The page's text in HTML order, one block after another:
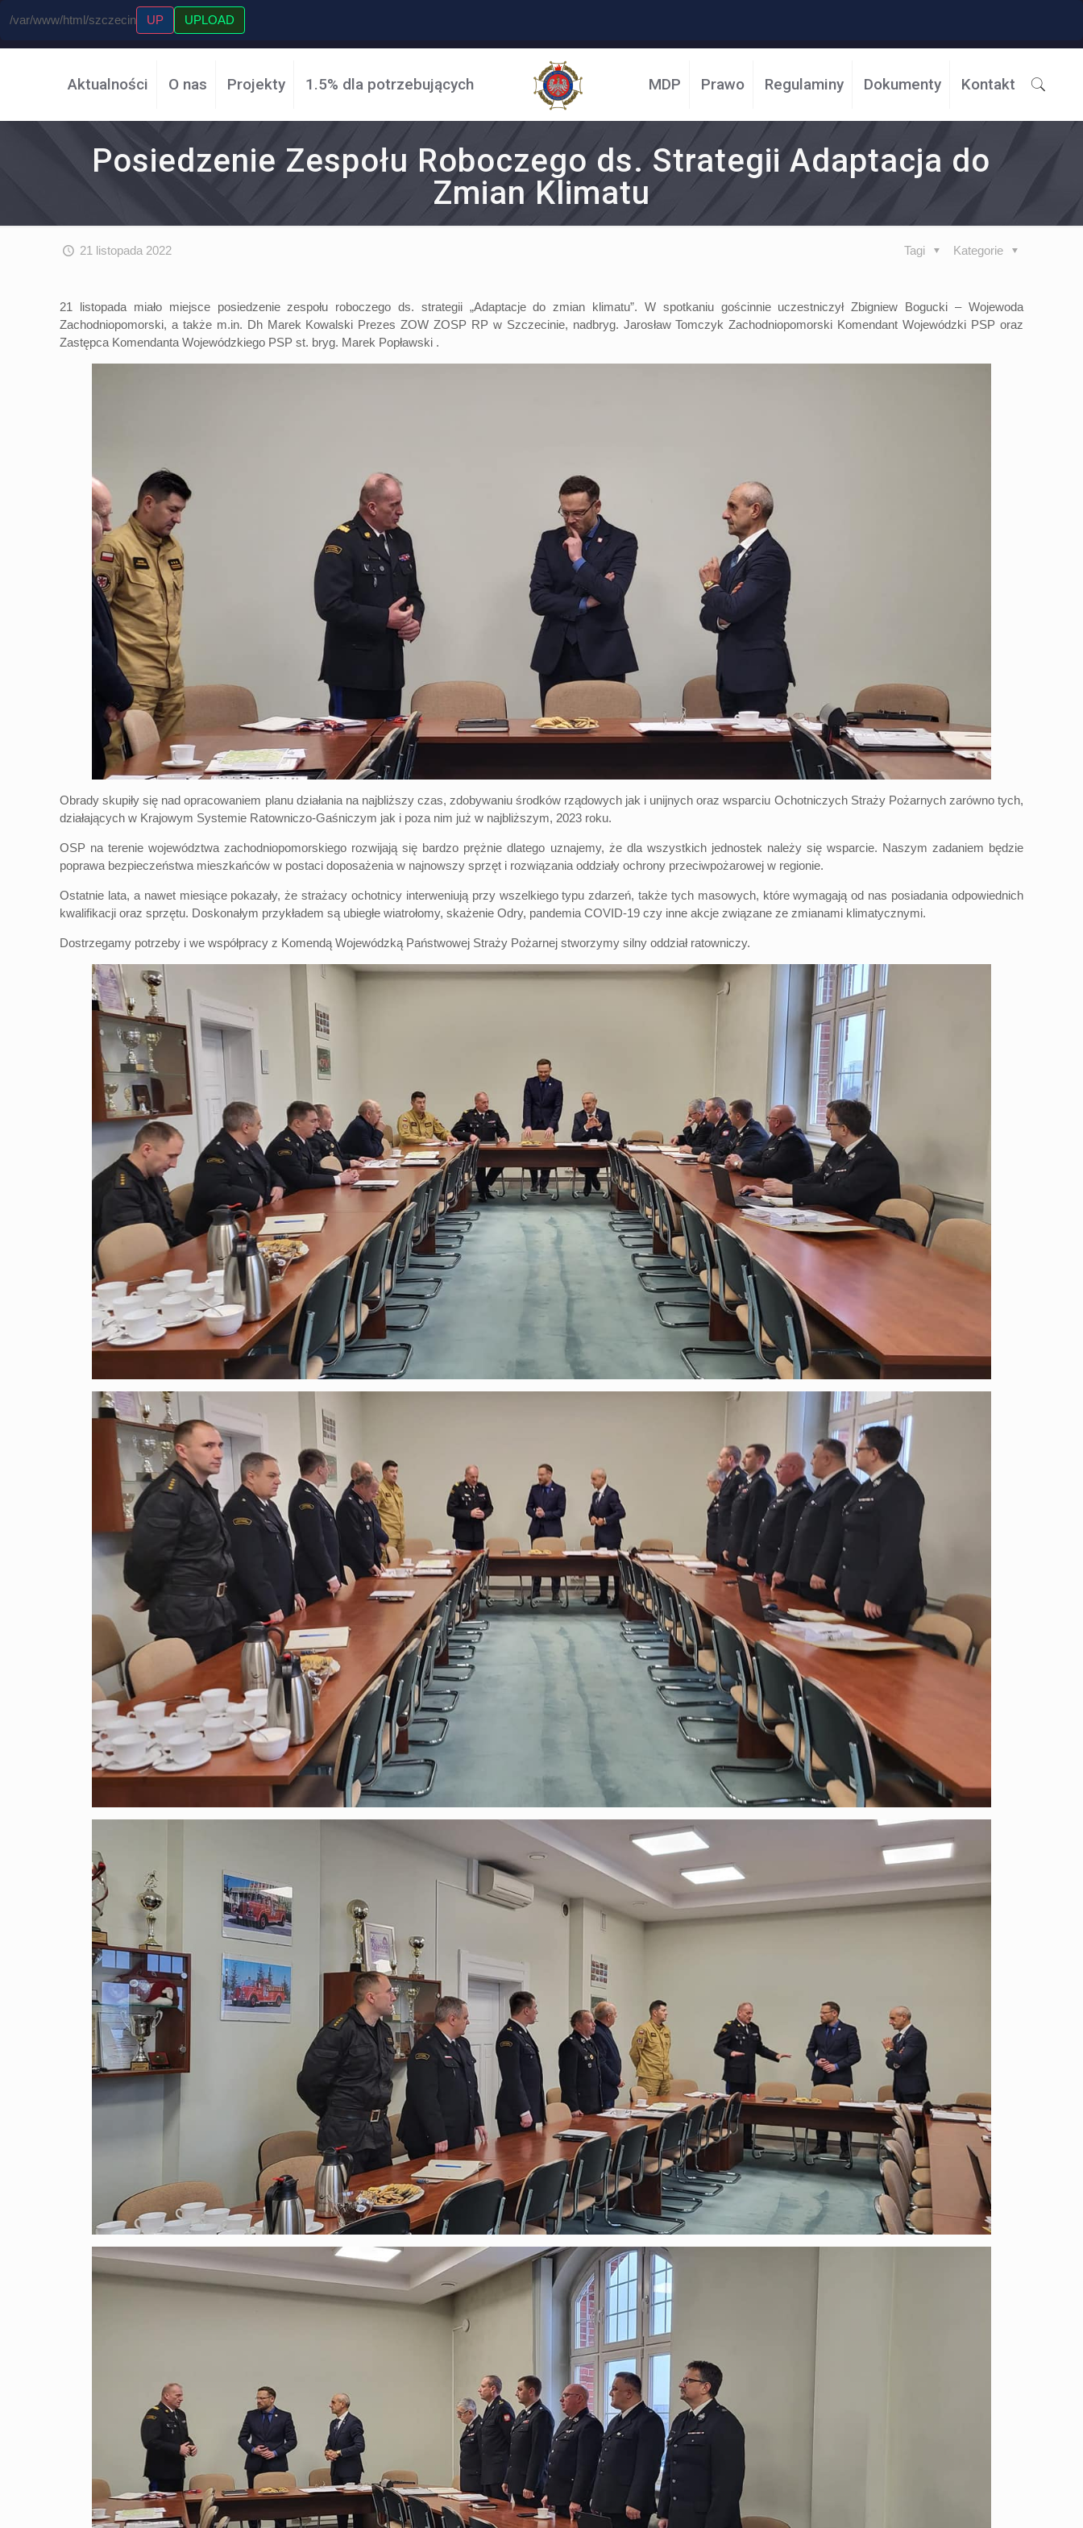
/var/www/html/szczecin UP UPLOAD
Aktualności O nas Projekty 1.5% dla potrzebujących MDP Prawo Regulaminy Dokumenty Kontakt
Posiedzenie Zespołu Roboczego ds. Strategii Adaptacja do
Zmian Klimatu
21 listopada 2022 Kategorie
Tagi
21 listopada miało miejsce posiedzenie zespołu roboczego ds. strategii „Adaptacje do zmian klimatu”. W spotkaniu gościnnie uczestniczył Zbigniew Bogucki – Wojewoda
Zachodniopomorski, a także m.in. Dh Marek Kowalski Prezes ZOW ZOSP RP w Szczecinie, nadbryg. Jarosław Tomczyk Zachodniopomorski Komendant Wojewódzki PSP oraz
Zastępca Komendanta Wojewódzkiego PSP st. bryg. Marek Popławski .
Obrady skupiły się nad opracowaniem planu działania na najbliższy czas, zdobywaniu środków rządowych jak i unijnych oraz wsparciu Ochotniczych Straży Pożarnych zarówno tych,
działających w Krajowym Systemie Ratowniczo-Gaśniczym jak i poza nim już w najbliższym, 2023 roku.
OSP na terenie województwa zachodniopomorskiego rozwijają się bardzo prężnie dlatego uznajemy, że dla wszystkich jednostek należy się wsparcie. Naszym zadaniem będzie
poprawa bezpieczeństwa mieszkańców w postaci doposażenia w najnowszy sprzęt i rozwiązania oddziały ochrony przeciwpożarowej w regionie.
Ostatnie lata, a nawet miesiące pokazały, że strażacy ochotnicy interweniują przy wszelkiego typu zdarzeń, także tych masowych, które wymagają od nas posiadania odpowiednich
kwalifikacji oraz sprzętu. Doskonałym przykładem są ubiegłe wiatrołomy, skażenie Odry, pandemia COVID-19 czy inne akcje związane ze zmianami klimatycznymi.
Dostrzegamy potrzeby i we współpracy z Komendą Wojewódzką Państwowej Straży Pożarnej stworzymy silny oddział ratowniczy.